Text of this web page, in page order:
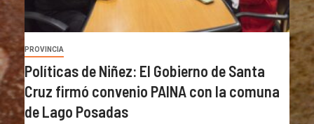
PROVINCIA
Políticas de Niñez: El Gobierno de Santa
Cruz firmó convenio PAINA con la comuna
de Lago Posadas